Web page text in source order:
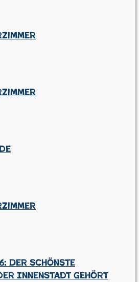
Der schönste
Innenstadt gehört